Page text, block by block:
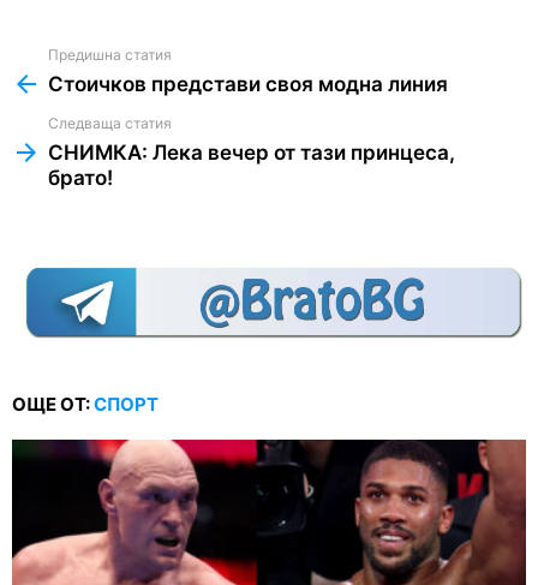
more
Предишна статия
Стоичков представи своя модна линия
Следваща статия
СНИМКА: Лека вечер от тази принцеса,
брато!
ОЩЕ ОТ:СПОРТ